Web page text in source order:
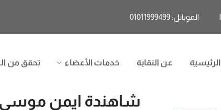
الموبايل: 01011999499
الرئيسية عن النقابة خدمات الأعضاء تحقق من
شاهندة ايمن موسي